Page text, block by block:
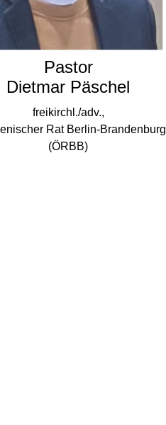
Pastor
Dietmar Päschel
freikirchl./adv.,
Rat Berlin-Brandenburg
(ÖRBB)